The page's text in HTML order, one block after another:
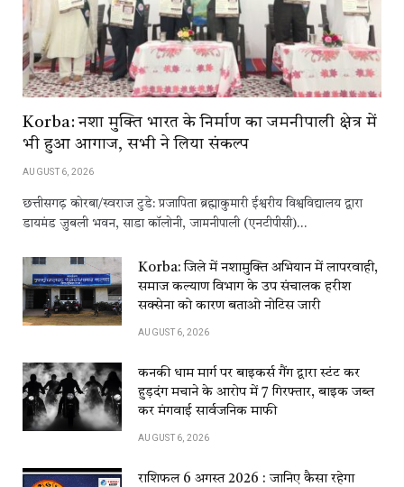
Korba: नशा मुक्ति भारत के निर्माण का जमनीपाली क्षेत्र में
भी हुआ आगाज, सभी ने लिया संकल्प
AUGUST 6, 2026
छत्तीसगढ़ कोरबा/स्वराज टुडे: प्रजापिता ब्रह्माकुमारी ईश्वरीय विश्वविद्यालय द्वारा
डायमंड जुबली भवन, साडा कॉलोनी, जामनीपाली (एनटीपीसी)…
Korba: जिले में नशामुक्ति अभियान में लापरवाही,
समाज कल्याण विभाग के उप संचालक हरीश
सक्सेना को कारण बताओ नोटिस जारी
AUGUST 6, 2026
कनकी धाम मार्ग पर बाइकर्स गैंग द्वारा स्टंट कर
हुड़दंग मचाने के आरोप में 7 गिरफ्तार, बाइक जब्त
कर मंगवाई सार्वजनिक माफी
AUGUST 6, 2026
राशिफल 6 अगस्त 2026 : जानिए कैसा रहेगा